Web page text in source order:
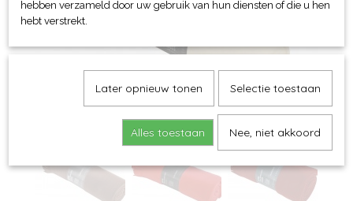
hebben verzameld door uw gebruik van hun diensten of die u hen
hebt verstrekt.
Later opnieuw tonen Selectie toestaan
Alles toestaan Nee, niet akkoord